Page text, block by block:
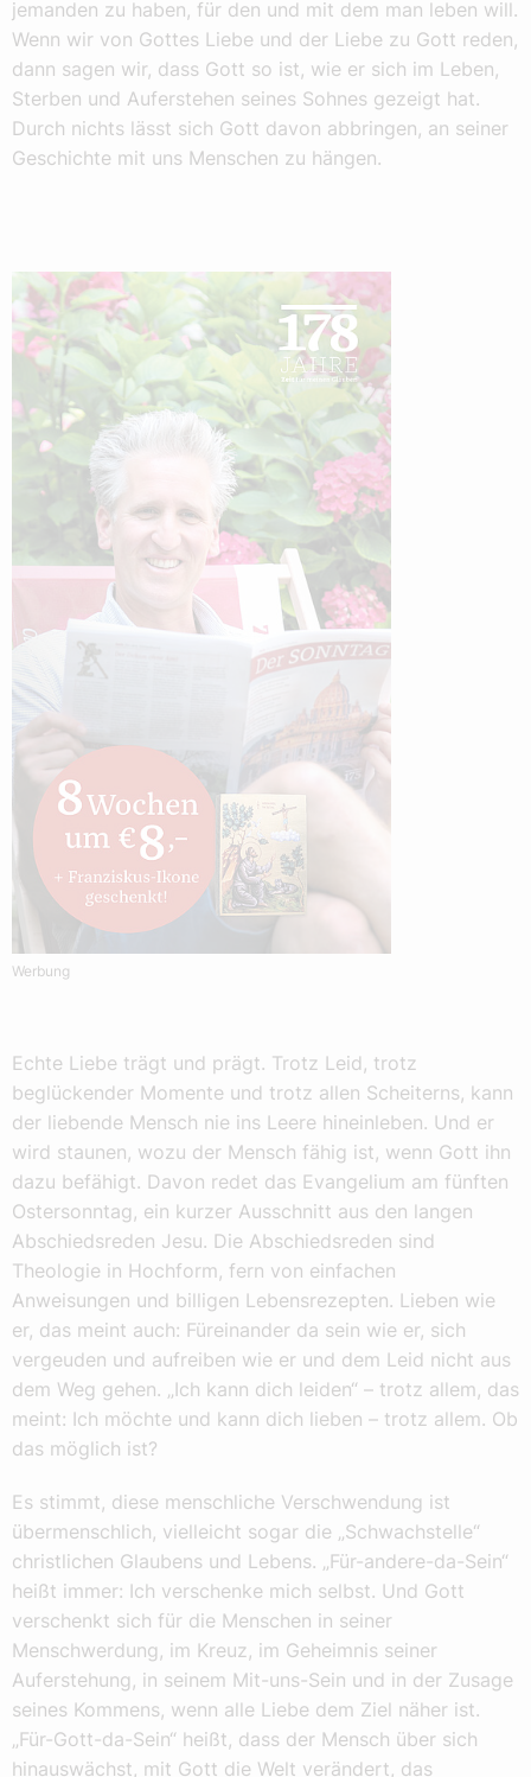
jemanden zu haben, für den und mit dem man leben will.
Wenn wir von Gottes Liebe und der Liebe zu Gott reden,
dann sagen wir, dass Gott so ist, wie er sich im Leben,
Sterben und Auferstehen seines Sohnes gezeigt hat.
Durch nichts lässt sich Gott davon abbringen, an seiner
Geschichte mit uns Menschen zu hängen.
Werbung
Echte Liebe trägt und prägt. Trotz Leid, trotz
beglückender Momente und trotz allen Scheiterns, kann
der liebende Mensch nie ins Leere hineinleben. Und er
wird staunen, wozu der Mensch fähig ist, wenn Gott ihn
dazu befähigt. Davon redet das Evangelium am fünften
Ostersonntag, ein kurzer Ausschnitt aus den langen
Abschiedsreden Jesu. Die Abschiedsreden sind
Theologie in Hochform, fern von einfachen
Anweisungen und billigen Lebensrezepten. Lieben wie
er, das meint auch: Füreinander da sein wie er, sich
vergeuden und aufreiben wie er und dem Leid nicht aus
dem Weg gehen. „Ich kann dich leiden“ – trotz allem, das
meint: Ich möchte und kann dich lieben – trotz allem. Ob
das möglich ist?
Es stimmt, diese menschliche Verschwendung ist
übermenschlich, vielleicht sogar die „Schwachstelle“
christlichen Glaubens und Lebens. „Für-andere-da-Sein“
heißt immer: Ich verschenke mich selbst. Und Gott
verschenkt sich für die Menschen in seiner
Menschwerdung, im Kreuz, im Geheimnis seiner
Auferstehung, in seinem Mit-uns-Sein und in der Zusage
seines Kommens, wenn alle Liebe dem Ziel näher ist.
„Für-Gott-da-Sein“ heißt, dass der Mensch über sich
hinauswächst, mit Gott die Welt verändert, das